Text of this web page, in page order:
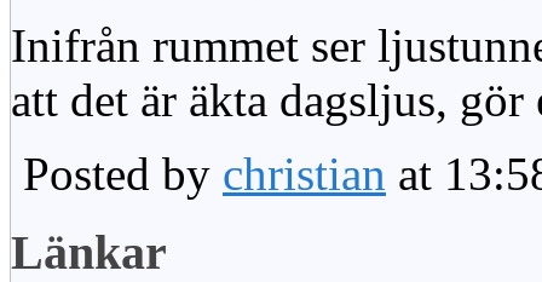
Inifrån rummet ser
att det är äkta dagsljus,
Posted by christian at
Länkar